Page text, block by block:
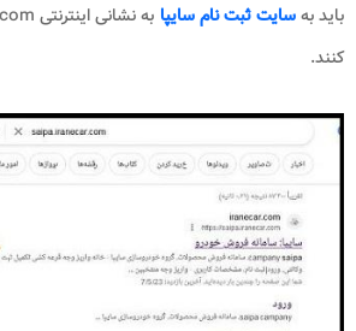
باید بهسایت ثبت نام سایپا
کنند.